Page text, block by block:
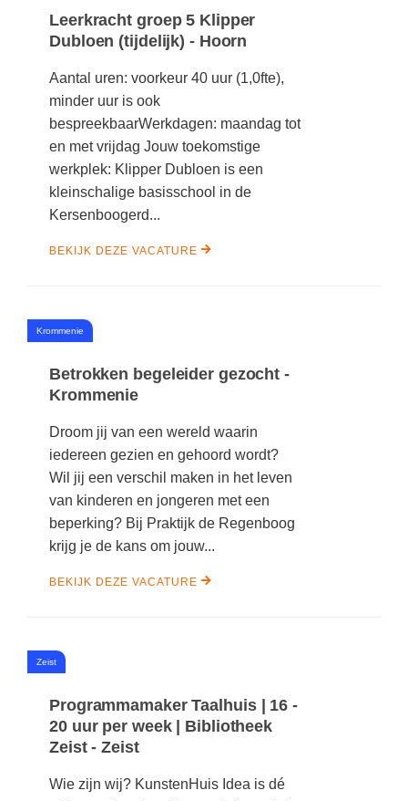
Leerkracht groep 5 Klipper
Dubloen (tijdelijk) - Hoorn
Aantal uren: voorkeur 40 uur (1,0fte),
minder uur is ook
bespreekbaarWerkdagen: maandag tot
en met vrijdag Jouw toekomstige
werkplek: Klipper Dubloen is een
kleinschalige basisschool in de
Kersenboogerd...
BEKIJK DEZE VACATURE
Krommenie
Betrokken begeleider gezocht -
Krommenie
Droom jij van een wereld waarin
iedereen gezien en gehoord wordt?
Wil jij een verschil maken in het leven
van kinderen en jongeren met een
beperking? Bij Praktijk de Regenboog
krijg je de kans om jouw...
BEKIJK DEZE VACATURE
Zeist
Programmamaker Taalhuis | 16 -
20 uur per week | Bibliotheek
Zeist - Zeist
Wie zijn wij? KunstenHuis Idea is dé